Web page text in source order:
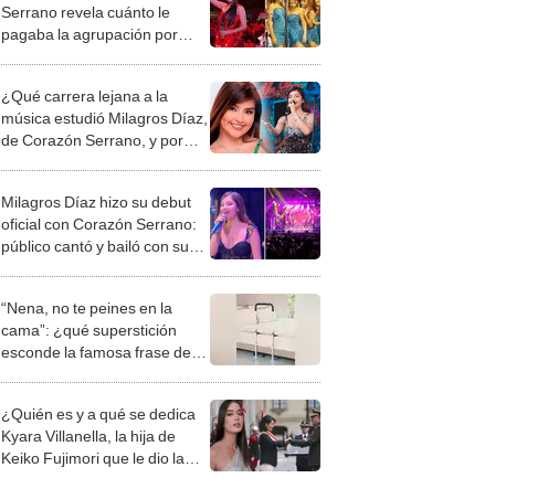
Serrano revela cuánto le
pagaba la agrupación por
¿Qué carrera lejana a la
música estudió Milagros Díaz,
de Corazón Serrano, y por
Milagros Díaz hizo su debut
oficial con Corazón Serrano:
público cantó y bailó con su
“Nena, no te peines en la
cama”: ¿qué superstición
esconde la famosa frase de
¿Quién es y a qué se dedica
Kyara Villanella, la hija de
Keiko Fujimori que le dio la